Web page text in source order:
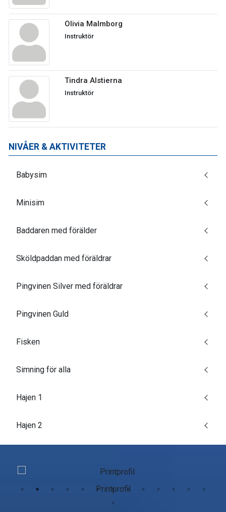
Olivia Malmborg
Instruktör
Tindra Alstierna
Instruktör
NIVÅER & AKTIVITETER
Babysim
Minisim
Baddaren med förälder
Sköldpaddan med föräldrar
Pingvinen Silver med föräldrar
Pingvinen Guld
Fisken
Simning för alla
Hajen 1
Hajen 2
Printprofil